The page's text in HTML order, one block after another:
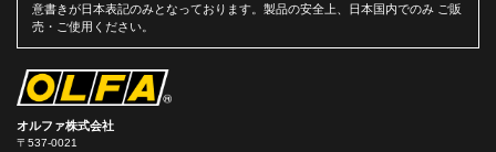
意書きが日本表記のみとなっております。製品の安全上、日本国内でのみ ご販
売・ご使用ください。
オルファ株式会社
〒537-0021